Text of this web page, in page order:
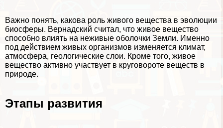
Важно понять, какова роль живого вещества в эволюции
биосферы. Вернадский считал, что живое вещество
способно влиять на неживые оболочки Земли. Именно
под действием живых организмов изменяется климат,
атмосфера, геологические слои. Кроме того, живое
вещество активно участвует в круговороте веществ в
природе.
Этапы развития